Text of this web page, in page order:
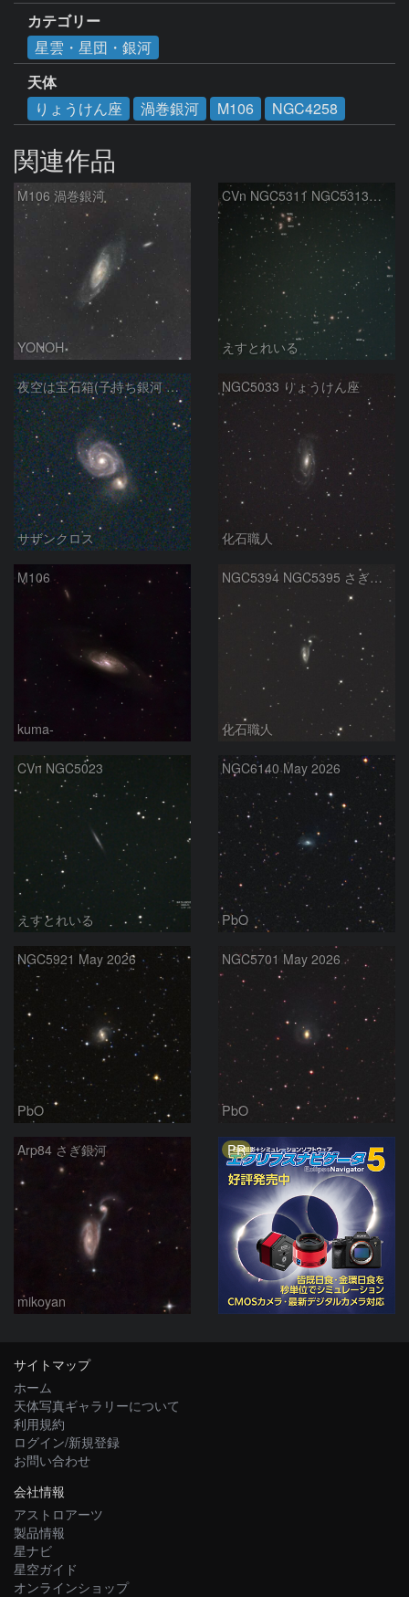
カテゴリー
星雲・星団・銀河
天体
りょうけん座
渦巻銀河 M106 NGC4258
関連作品
M106 渦巻銀河
YONOH
CVn NGC5311 NGC5313付近
えすとれいる
夜空は宝石箱(子持ち銀河 M51) Seestar50
サザンクロス
NGC5033 りょうけん座
化石職人
M106
kuma-
NGC5394 NGC5395 さぎ銀河 りょうけん座
化石職人
CVn NGC5023
えすとれいる
NGC6140 May 2026
PbO
NGC5921 May 2026
PbO
NGC5701 May 2026
PbO
Arp84 さぎ銀河
mikoyan
PR
サイトマップ
ホーム
天体写真ギャラリーについて
利用規約
ログイン/新規登録
お問い合わせ
会社情報
アストロアーツ
製品情報
星ナビ
星空ガイド
オンラインショップ